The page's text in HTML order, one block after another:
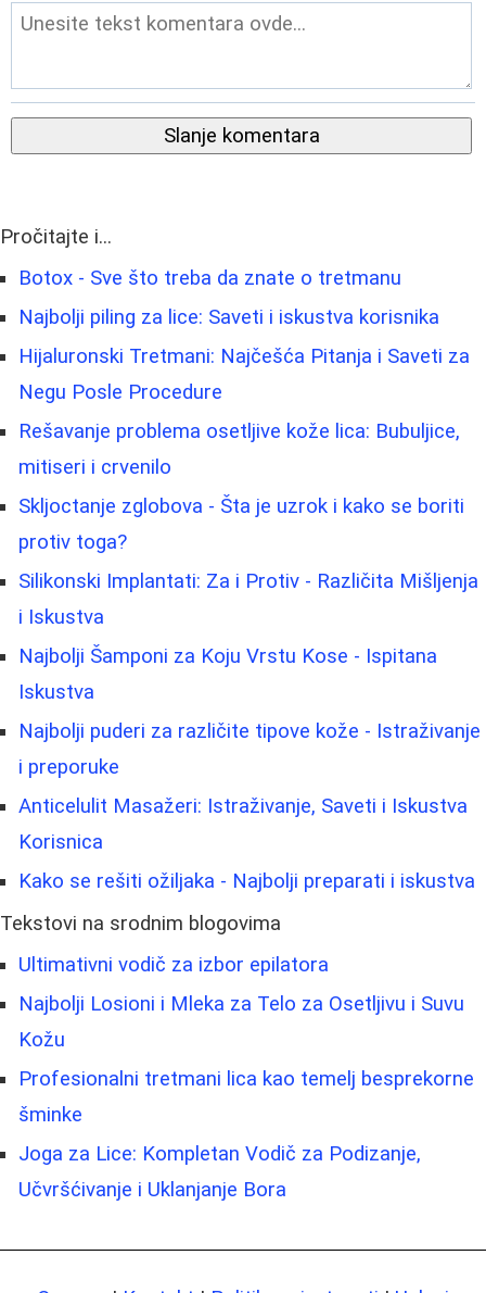
Slanje komentara
Pročitajte i...
Botox - Sve što treba da znate o tretmanu
Najbolji piling za lice: Saveti i iskustva korisnika
Hijaluronski Tretmani: Najčešća Pitanja i Saveti za
Negu Posle Procedure
Rešavanje problema osetljive kože lica: Bubuljice,
mitiseri i crvenilo
Skljoctanje zglobova - Šta je uzrok i kako se boriti
protiv toga?
Silikonski Implantati: Za i Protiv - Različita Mišljenja
i Iskustva
Najbolji Šamponi za Koju Vrstu Kose - Ispitana
Iskustva
Najbolji puderi za različite tipove kože - Istraživanje
i preporuke
Anticelulit Masažeri: Istraživanje, Saveti i Iskustva
Korisnica
Kako se rešiti ožiljaka - Najbolji preparati i iskustva
Tekstovi na srodnim blogovima
Ultimativni vodič za izbor epilatora
Najbolji Losioni i Mleka za Telo za Osetljivu i Suvu
Kožu
Profesionalni tretmani lica kao temelj besprekorne
šminke
Joga za Lice: Kompletan Vodič za Podizanje,
Učvršćivanje i Uklanjanje Bora